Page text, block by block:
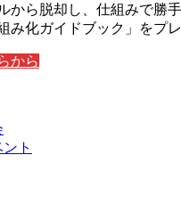
から脱却し、仕組みで勝
み化ガイドブック」をプレ
から
ト